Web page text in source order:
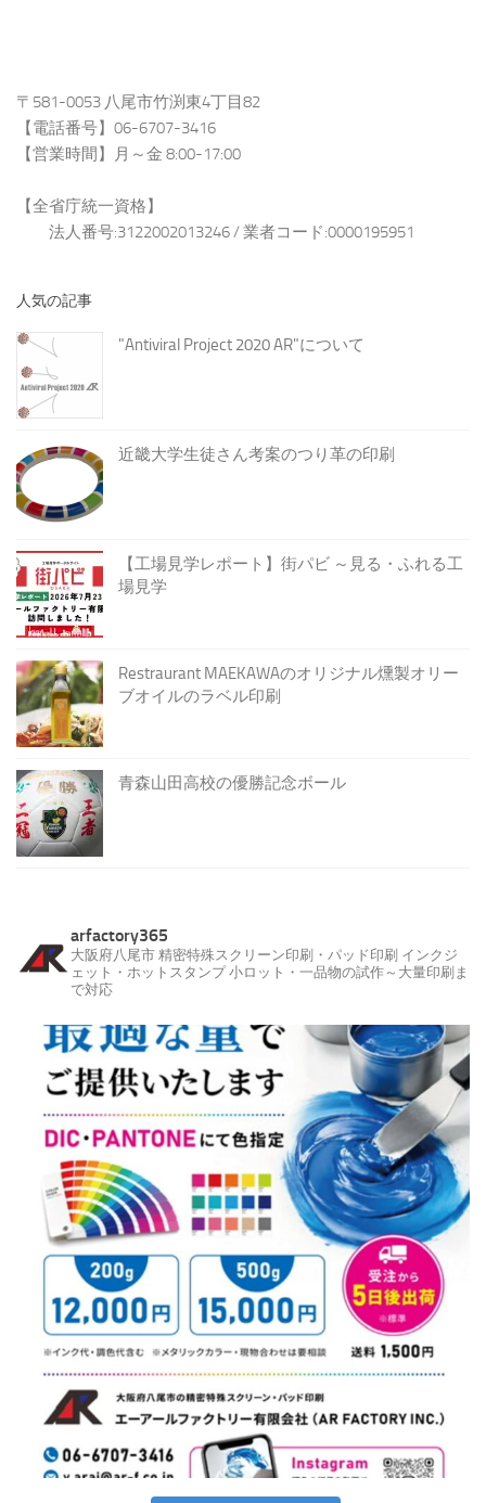
〒581-0053 八尾市竹渕東4丁目82
【電話番号】06-6707-3416
【営業時間】月～金 8:00-17:00
【全省庁統一資格】
法人番号:3122002013246 / 業者コード:0000195951
人気の記事
"Antiviral Project 2020 AR"について
近畿大学生徒さん考案のつり革の印刷
【工場見学レポート】街パビ ～見る・ふれる工
場見学
Restraurant MAEKAWAのオリジナル燻製オリー
ブオイルのラベル印刷
青森山田高校の優勝記念ボール
arfactory365
大阪府八尾市 精密特殊スクリーン印刷・パッド印刷 インクジ
ェット・ホットスタンプ小ロット・一品物の試作～大量印刷ま
で対応